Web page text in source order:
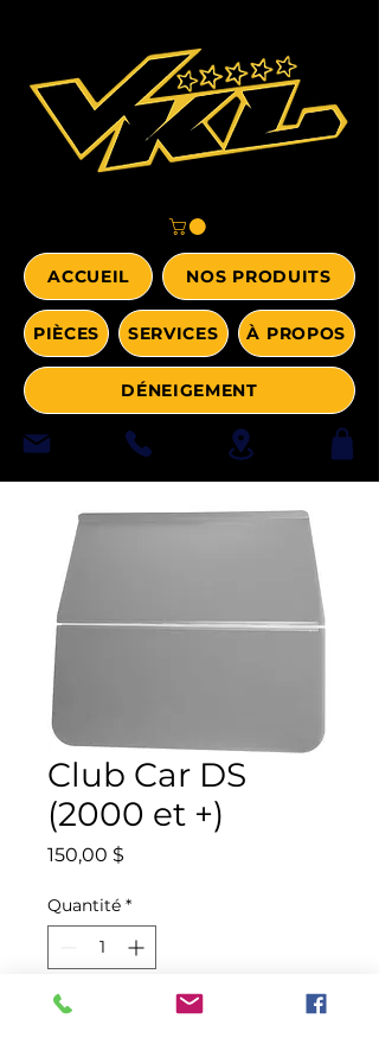
ACCUEIL NOS PRODUITS
PIÈCES SERVICES À PROPOS
DÉNEIGEMENT
Club Car DS
(2000 et +)
150,00 $
Quantité *
Ajouter au panier